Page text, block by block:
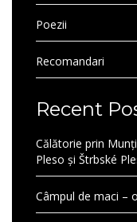
Poezii
Recomandari
Recent
Călătorie prin
Pleso și Štrbské
Câmpul de maci –